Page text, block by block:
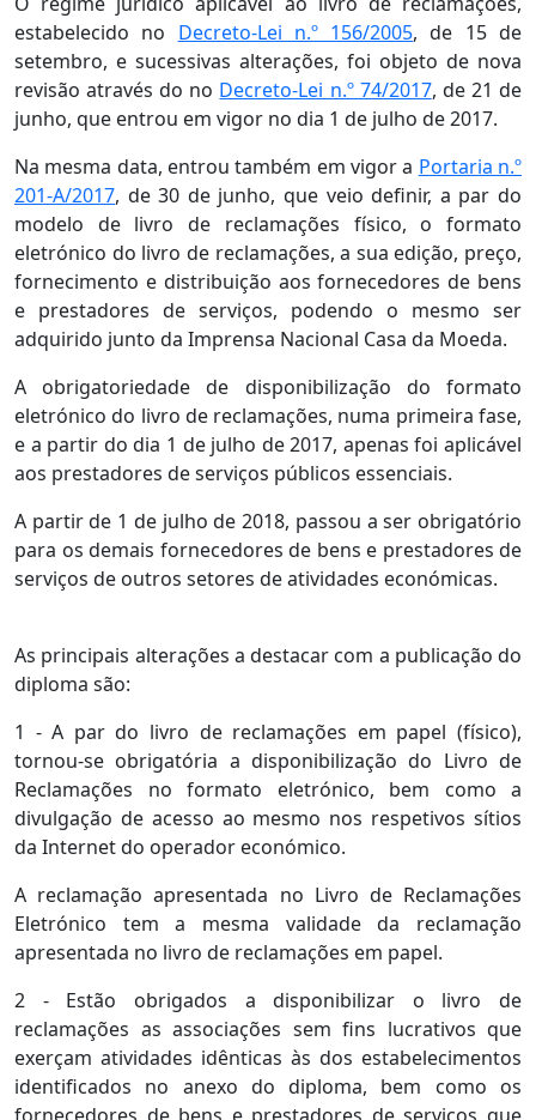
estabelecido no Decreto-Lei n.º 156/2005, de 15 de
setembro, e sucessivas alterações, foi objeto de nova
revisão através do no Decreto-Lei n.º 74/2017, de 21 de
junho, que entrou em vigor no dia 1 de julho de 2017.
Na mesma data, entrou também em vigor a Portaria n.º
201-A/2017, de 30 de junho, que veio definir, a par do
modelo de livro de reclamações físico, o formato
eletrónico do livro de reclamações, a sua edição, preço,
fornecimento e distribuição aos fornecedores de bens
e prestadores de serviços, podendo o mesmo ser
adquirido junto da Imprensa Nacional Casa da Moeda.
A obrigatoriedade de disponibilização do formato
eletrónico do livro de reclamações, numa primeira fase,
e a partir do dia 1 de julho de 2017, apenas foi aplicável
aos prestadores de serviços públicos essenciais.
A partir de 1 de julho de 2018, passou a ser obrigatório
para os demais fornecedores de bens e prestadores de
serviços de outros setores de atividades económicas.
As principais alterações a destacar com a publicação do
diploma são:
1 - A par do livro de reclamações em papel (físico),
tornou-se obrigatória a disponibilização do Livro de
Reclamações no formato eletrónico, bem como a
divulgação de acesso ao mesmo nos respetivos sítios
da Internet do operador económico.
A reclamação apresentada no Livro de Reclamações
Eletrónico tem a mesma validade da reclamação
apresentada no livro de reclamações em papel.
2 - Estão obrigados a disponibilizar o livro de
reclamações as associações sem fins lucrativos que
exerçam atividades idênticas às dos estabelecimentos
identificados no anexo do diploma, bem como os